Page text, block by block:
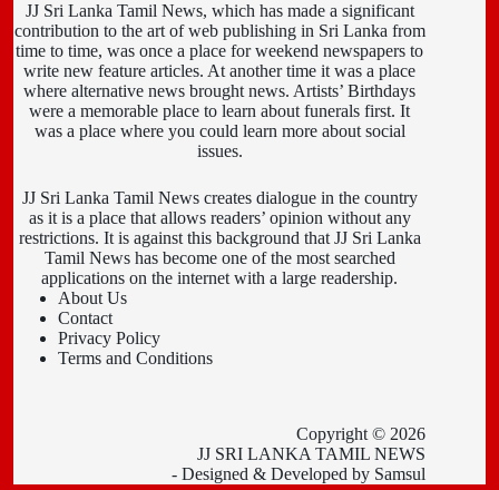
JJ Sri Lanka Tamil News, which has made a significant
contribution to the art of web publishing in Sri Lanka from
time to time, was once a place for weekend newspapers to
write new feature articles. At another time it was a place
where alternative news brought news. Artists’ Birthdays
were a memorable place to learn about funerals first. It
was a place where you could learn more about social
issues.
JJ Sri Lanka Tamil News creates dialogue in the country
as it is a place that allows readers’ opinion without any
restrictions. It is against this background that JJ Sri Lanka
Tamil News has become one of the most searched
applications on the internet with a large readership.
About Us
Contact
Privacy Policy
Terms and Conditions
Copyright © 2026
JJ SRI LANKA TAMIL NEWS
- Designed & Developed by Samsul